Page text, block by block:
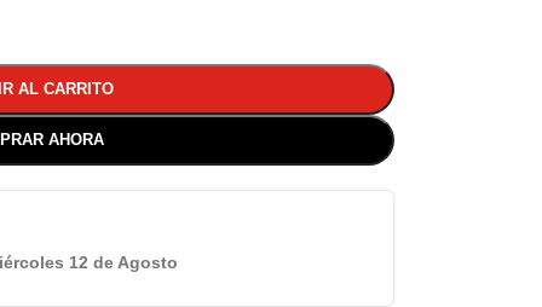
AL CARRITO
AHORA
12 de Agosto